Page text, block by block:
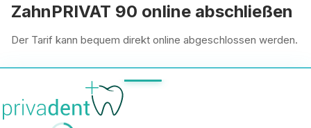
ZahnPRIVAT 90 online abschließen
Der Tarif kann bequem direkt online abgeschlossen werden.